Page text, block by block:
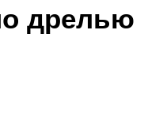
дрелью